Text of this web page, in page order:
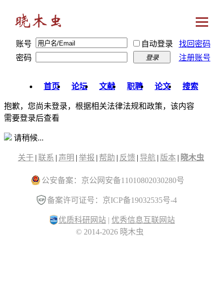
账号 自动登录
找回密码
密码
登录 注册账号
首页 论坛 文献 职聘 论文 搜索
抱歉，您尚未登录，根据相关法律法规和政策，该内容
需要登录后查看
请稍候...
关于 | 联系 | 声明 | 举报 | 帮助 | 反馈 | 导航 | 版本 | 晓木虫
公安备案：京公网安备11010802030280号
备案许可证号：京ICP备19032535号-4
优质科研网站 | 优秀信息互联网站
© 2014-2026 晓木虫